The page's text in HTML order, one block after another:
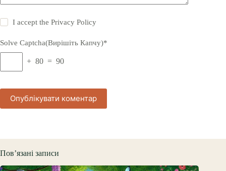
I accept thePrivacy Policy
Solve Captcha(Вирішіть Капчу)*
+ 80 = 90
Опублікувати коментар
Пов’язані записи